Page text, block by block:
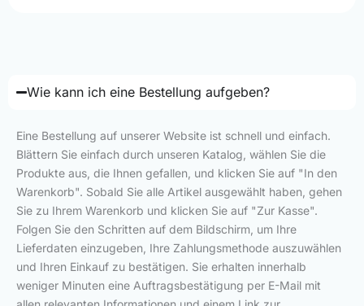
Wie kann ich eine Bestellung aufgeben?
Eine Bestellung auf unserer Website ist schnell und einfach.
Blättern Sie einfach durch unseren Katalog, wählen Sie die
Produkte aus, die Ihnen gefallen, und klicken Sie auf "In den
Warenkorb". Sobald Sie alle Artikel ausgewählt haben, gehen
Sie zu Ihrem Warenkorb und klicken Sie auf "Zur Kasse".
Folgen Sie den Schritten auf dem Bildschirm, um Ihre
Lieferdaten einzugeben, Ihre Zahlungsmethode auszuwählen
und Ihren Einkauf zu bestätigen. Sie erhalten innerhalb
weniger Minuten eine Auftragsbestätigung per E-Mail mit